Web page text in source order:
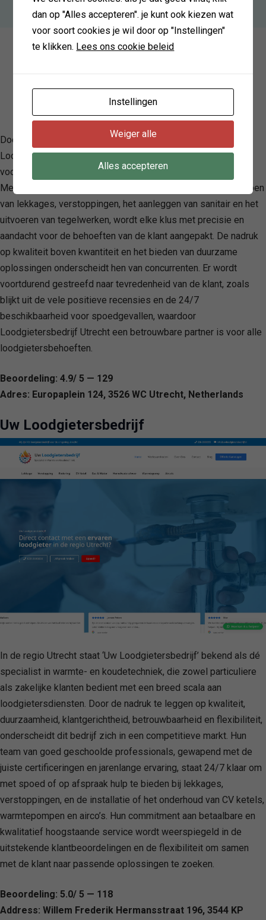
Door deskundigheid en klantgerichtheid te combineren, heeft
Loodgietersbedrijf Utrecht zich gevestigd als de
voorkeurskeuze voor loodgietersdiensten in en rond Utrecht.
Met een breed spectrum aan diensten, waaronder het verhelpen
van lekkages, verstoppingen, het aanleggen van sanitair en het
uitvoeren van tegelwerken, wordt elke klus met precisie en
aandacht voor de behoeften van de klant aangepakt. De nadruk
op kwaliteit boven kwantiteit en het bieden van duurzame
oplossingen onderscheidt hen van concurrenten. Er wordt
voortdurend gestreefd naar tevredenheid van de klant, zoals
blijkt uit de vele positieve recensies en de 24/7
beschikbaarheid voor spoedgevallen, waardoor
Loodgietersbedrijf Utrecht een betrouwbare partner is voor alle
loodgietersbehoeften.
Beoordeling: 4.9/ 5 — 129
Adres: Europaplein 124, 3526 WC Utrecht, Netherlands
Uw Loodgietersbedrijf
In de regio Utrecht staat ‘Uw Loodgietersbedrijf’ bekend als dé
specialist in warmte- en koudetechniek, die zowel particuliere
als zakelijke klanten bedient met een breed scala aan
loodgietersdiensten. Door de nadruk te leggen op kwaliteit,
duurzaamheid, klantgerichtheid, betrouwbaarheid en flexibiliteit,
onderscheidt dit bedrijf zich in een competitieve markt. Hun
team van goed geschoolde professionals, gewapend met de
juiste certificeringen en jarenlange ervaring, staat 24/7 klaar om
met spoed of op afspraak hulp te bieden bij lekkages,
verstoppingen, en de installatie of het onderhoud van CV ketels,
warmtepompen en airco’s. Hun commitment aan betaalbare en
kwalitatief hoogstaande service wordt weerspiegeld in de
uitstekende klantbeoordelingen en de flexibiliteit om samen
met de klant naar passende oplossingen te zoeken.
Beoordeling: 5.0/ 5 — 118
Address: Willem Frederik Hermansstraat 196, 3544 KP
dan op "Alles accepteren". je kunt ook kiezen wat
voor soort cookies je wil door op "Instellingen"
te klikken. Lees ons cookie beleid
Instellingen
Weiger alle
Alles accepteren